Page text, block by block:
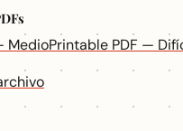
MedioPrintable PDF —